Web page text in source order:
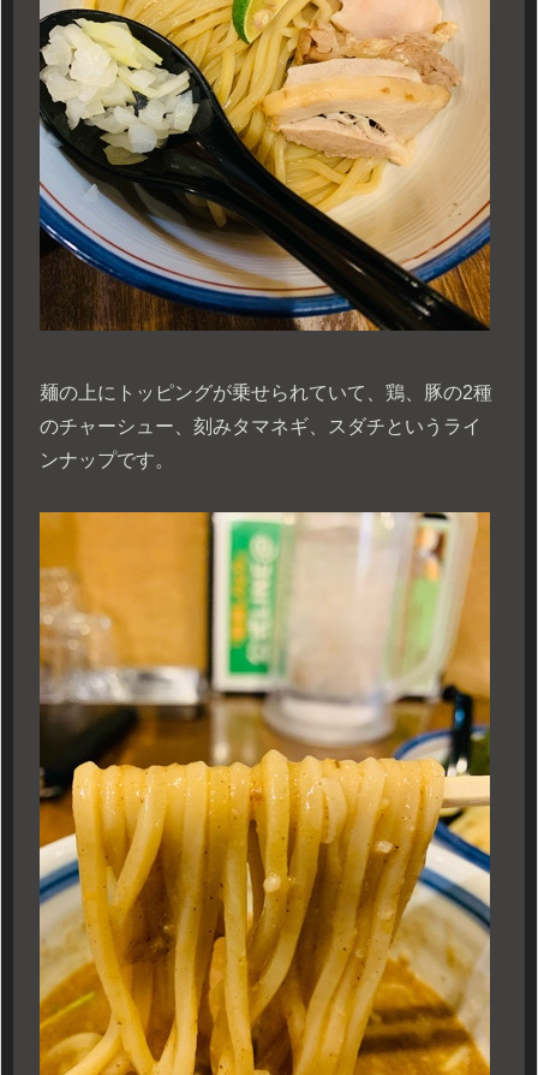
麺の上にトッピングが乗せられていて、鶏、豚の2種
のチャーシュー、刻みタマネギ、スダチというライ
ンナップです。